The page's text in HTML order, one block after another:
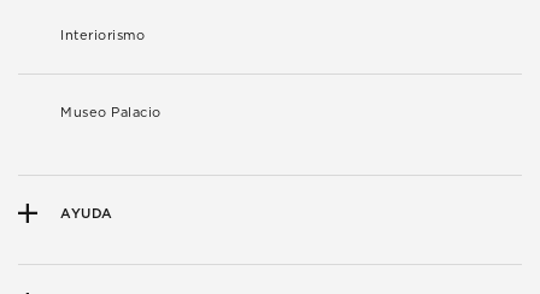
Interiorismo
Museo Palacio
AYUDA